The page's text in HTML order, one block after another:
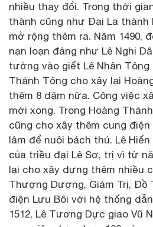
nhiều thay đổi. Trong thời
thành cũng như Đại La
mở rộng thêm ra. Năm 1490,
nạn loạn đảng như Lê Nghi
tường vào giết Lê Nhân Tông
Thánh Tông cho xây lại
thêm 8 dặm nữa. Công việc
mới xong. Trong Hoàng
cũng cho xây thêm cung
lâm để nuôi bách thú. Lê
của triều đại Lê Sơ, trị vì từ
lại cho xây dựng thêm nhiều
Thượng Dương, Giám Trị, Đồ
điện Lưu Bôi với hệ thống
1512, Lê Tương Dực giao Vũ